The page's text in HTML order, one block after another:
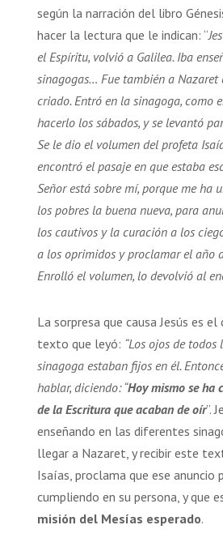
según la narración del libro
hacer la lectura que le indican: “
el Espíritu, volvió a Galilea. Iba
sinagogas… Fue también a Nazaret
criado. Entró en la sinagoga, como
hacerlo los sábados, y se levantó
Se le dio el volumen del profeta
encontró el pasaje en que estaba
Señor está sobre mí, porque me ha
los pobres la buena nueva, para
los cautivos y la curación a los
a los oprimidos y proclamar el año
Enrolló el volumen, lo devolvió al
La sorpresa que causa Jesús es
texto que leyó: “Los ojos de
sinagoga estaban fijos en él.
hablar, diciendo: “Hoy mismo se ha
de la Escritura que acaban de oír”.
enseñando en las diferentes
llegar a Nazaret, y recibir este
Isaías, proclama que ese
cumpliendo en su persona, y que
misión del Mesías esperado.